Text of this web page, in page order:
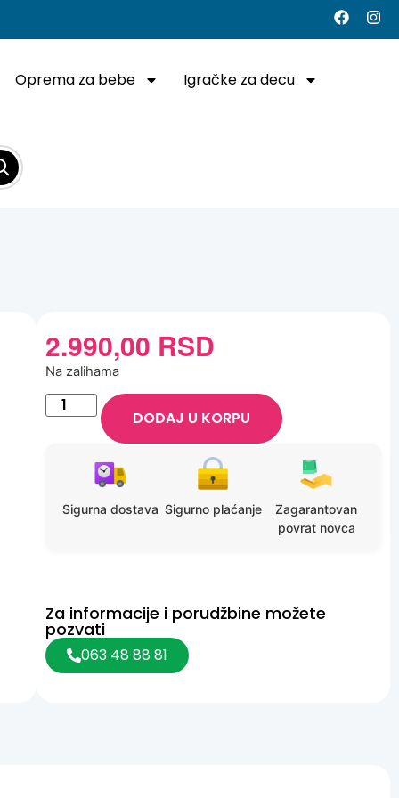
Oprema za bebe Igračke za decu
2.990,00 RSD
Na zalihama
DODAJ U KORPU
Sigurna dostava Sigurno plaćanje
Zagarantovan
povrat novca
Za informacije i porudžbine možete
pozvati
063 48 88 81